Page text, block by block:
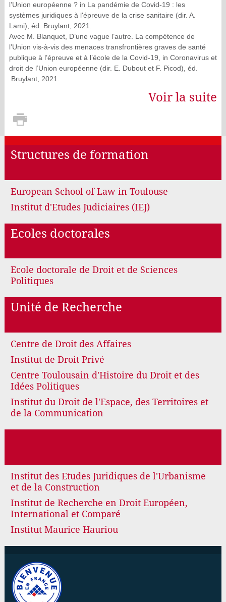
l’Union européenne ? in La pandémie de Covid-19 : les
systèmes juridiques à l'épreuve de la crise sanitaire (dir. A.
Lami), éd. Bruylant, 2021.
Avec M. Blanquet, D’une vague l’autre. La compétence de
l’Union vis-à-vis des menaces transfrontières graves de santé
publique à l’épreuve et à l’école de la Covid-19, in Coronavirus et
droit de l’Union européenne (dir. E. Dubout et F. Picod), éd.
Bruylant, 2021.
Voir la suite
Structures de formation
European School of Law in Toulouse
Institut d'Etudes Judiciaires (IEJ)
Ecoles doctorales
Ecole doctorale de Droit et de Sciences
Politiques
Unité de Recherche
Centre de Droit des Affaires
Institut de Droit Privé
Centre Toulousain d'Histoire du Droit et des
Idées Politiques
Institut du Droit de l'Espace, des Territoires et
de la Communication
Institut des Etudes Juridiques de l'Urbanisme
et de la Construction
Institut de Recherche en Droit Européen,
International et Comparé
Institut Maurice Hauriou